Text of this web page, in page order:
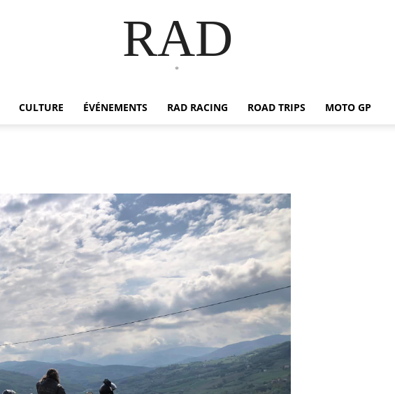
RAD
*
CULTURE ÉVÉNEMENTS RAD RACING ROAD TRIPS MOTO GP